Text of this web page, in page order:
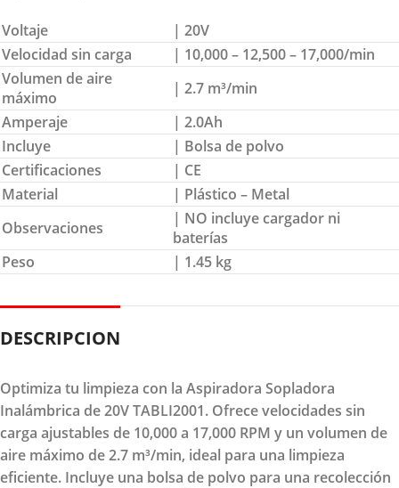
Voltaje
| 20V
Velocidad sin carga
| 10,000 – 12,500 – 17,000/min
Volumen de aire
máximo
| 2.7 m³/min
Amperaje
| 2.0Ah
Incluye
| Bolsa de polvo
Certificaciones
| CE
Material
| Plástico – Metal
Observaciones
| NO incluye cargador ni
baterías
Peso
| 1.45 kg
DESCRIPCION
Optimiza tu limpieza con la Aspiradora Sopladora
Inalámbrica de 20V TABLI2001. Ofrece velocidades sin
carga ajustables de 10,000 a 17,000 RPM y un volumen de
aire máximo de 2.7 m³/min, ideal para una limpieza
eficiente. Incluye una bolsa de polvo para una recolección